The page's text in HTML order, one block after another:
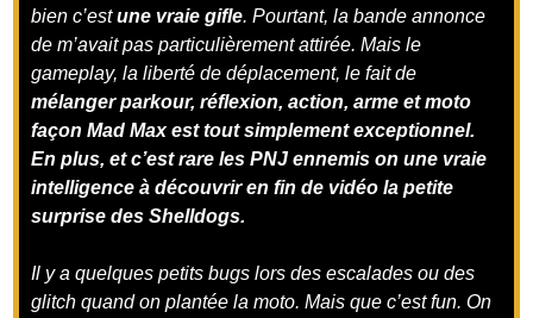
bien c’estune vraie gifle. Pourtant, la bande annonce
de m’avait pas particulièrement attirée. Mais le
gameplay, la liberté de déplacement, le fait de
mélanger parkour, réflexion, action, arme et moto
façon Mad Max est tout simplement exceptionnel.
En plus, et c’est rare les PNJ ennemis on une vraie
intelligence à découvrir en fin de vidéo la petite
surprise des Shelldogs.
Il y a quelques petits bugs lors des escalades ou des
glitch quand on plantée la moto. Mais que c’est fun. On